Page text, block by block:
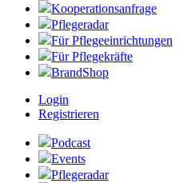
Kooperationsanfrage
Pflegeradar
Für Pflegeeinrichtungen
Für Pflegekräfte
BrandShop
Login
Registrieren
Podcast
Events
Pflegeradar